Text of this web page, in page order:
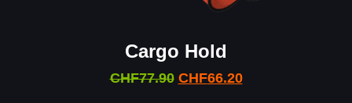
Cargo Hold
CHF77.90 CHF66.20